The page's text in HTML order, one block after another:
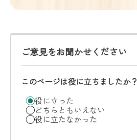
ご意見をお聞かせください
このページは役に立ちましたか？
役に立った
どちらともいえない
役に立たなかった